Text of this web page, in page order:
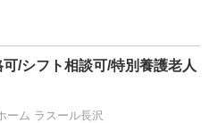
/シフト相談可/特別養護老人
ーム ラスール長沢